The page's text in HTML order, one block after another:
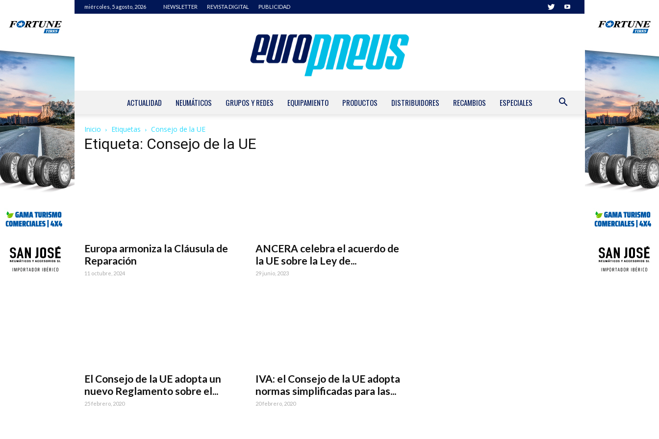
miércoles, 5 agosto, 2026 NEWSLETTER REVISTA DIGITAL PUBLICIDAD
ACTUALIDAD NEUMÁTICOS GRUPOS Y REDES EQUIPAMIENTO PRODUCTOS DISTRIBUIDORES RECAMBIOS ESPECIALES
Inicio Etiquetas Consejo de la UE
Etiqueta: Consejo de la UE
Europa armoniza la Cláusula de
Reparación
11 octubre, 2024
ANCERA celebra el acuerdo de
la UE sobre la Ley de...
29 junio, 2023
El Consejo de la UE adopta un
nuevo Reglamento sobre el...
25 febrero, 2020
IVA: el Consejo de la UE adopta
normas simplificadas para las...
20 febrero, 2020